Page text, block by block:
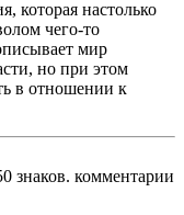
которая настолько
чего-то
мир
но при этом
в отношении к
знаков. комментарии